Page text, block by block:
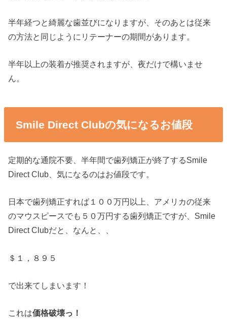
半年経つと綺麗な歯並びになりますが、そのあとは従来
の方法と同じようにリテーナーの期間があります。
半年以上の装着が推奨されますが、夜だけで構いませ
ん。
Smile Direct Clubの気になるお値段
定期的な通院不要、半年間で歯列矯正が終了するSmile
Direct Club、気になるのはお値段です。
日本で歯列矯正すれば１００万円以上、アメリカの従来
のマウスピースでも５０万円する歯列矯正ですが、Smile
Direct Clubだと、なんと、、
＄１，８９５
で出来てしまいます！
これは価格破壊っ！